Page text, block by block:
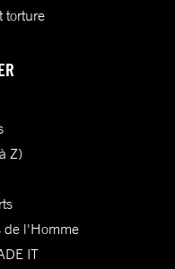
torture
Z)
de l'Homme
IT